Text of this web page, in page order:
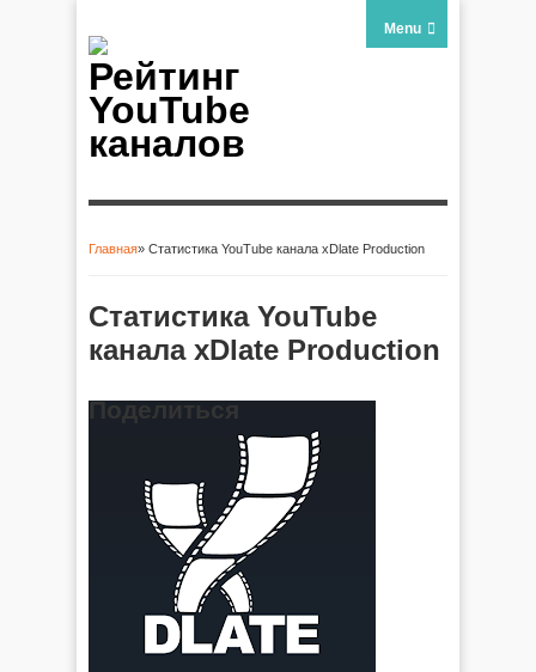
Рейтинг
YouTube
каналов
Menu
Главная» Статистика YouTube канала xDlate Production
Статистика YouTube
канала xDlate Production
Поделиться